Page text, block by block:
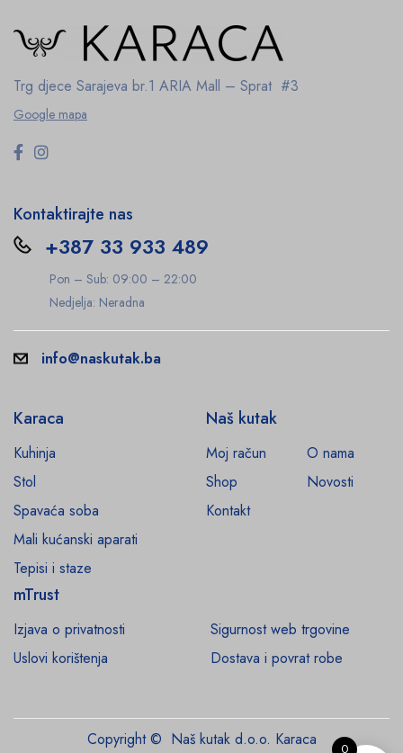
Trg djece Sarajeva br.1 ARIA Mall – Sprat #3
Google mapa
Kontaktirajte nas
+387 33 933 489
Pon – Sub: 09:00 – 22:00
Nedjelja: Neradna
info@naskutak.ba
Karaca
Kuhinja
Stol
Spavaća soba
Mali kućanski aparati
Tepisi i staze
Naš kutak
Moj račun
O nama
Shop
Novosti
Kontakt
mTrust
Izjava o privatnosti
Sigurnost web trgovine
Uslovi korištenja
Dostava i povrat robe
Copyright © Naš kutak d.o.o. Karaca
0